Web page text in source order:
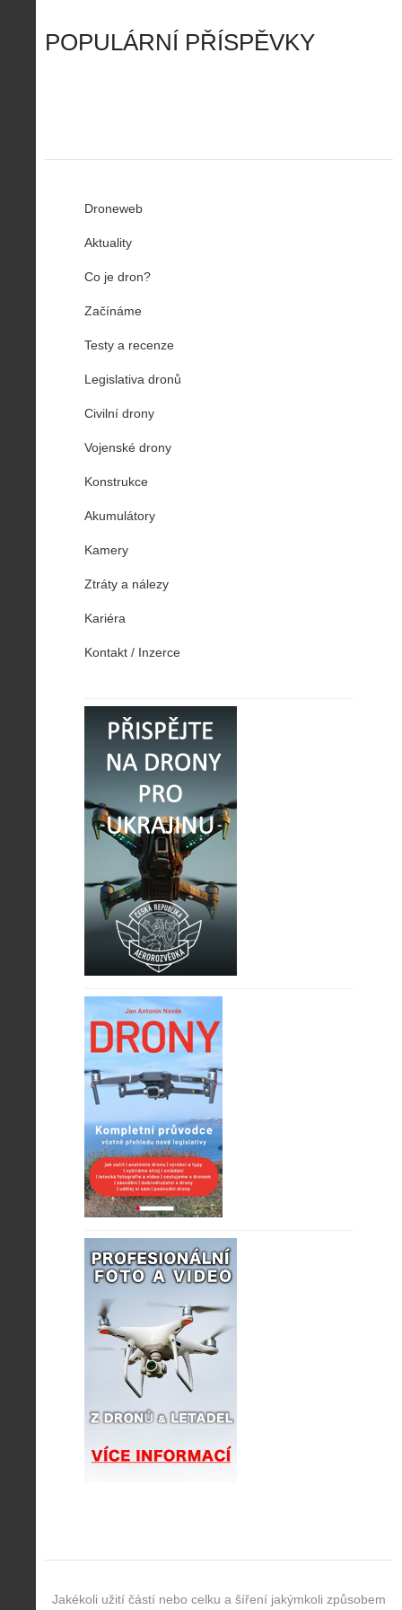
POPULÁRNÍ PŘÍSPĚVKY
R
…
o
n
í
z
Droneweb
Aktuality
Co je dron?
Začínáme
Testy a recenze
Legislativa dronů
Civilní drony
Vojenské drony
Konstrukce
Akumulátory
Kamery
Ztráty a nálezy
Kariéra
Kontakt / Inzerce
Jakékoli užití částí nebo celku a šíření jakýmkoli způsobem